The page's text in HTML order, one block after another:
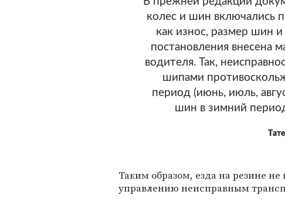
колес и шин включались
как износ, размер шин
постановления внесена
водителя. Так,
шипами
период (июнь, июль,
шин в зимний
Таким образом, езда на резине
управлению неисправным